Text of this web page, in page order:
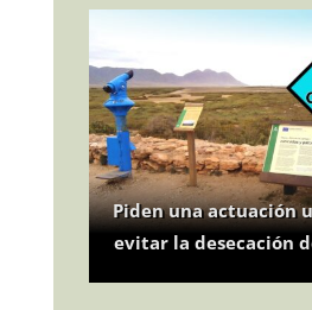
Piden una actuación
evitar la desecación